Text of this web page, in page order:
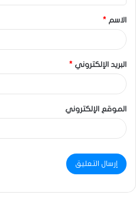
الاسم *
البريد الإلكتروني *
الموقع الإلكتروني